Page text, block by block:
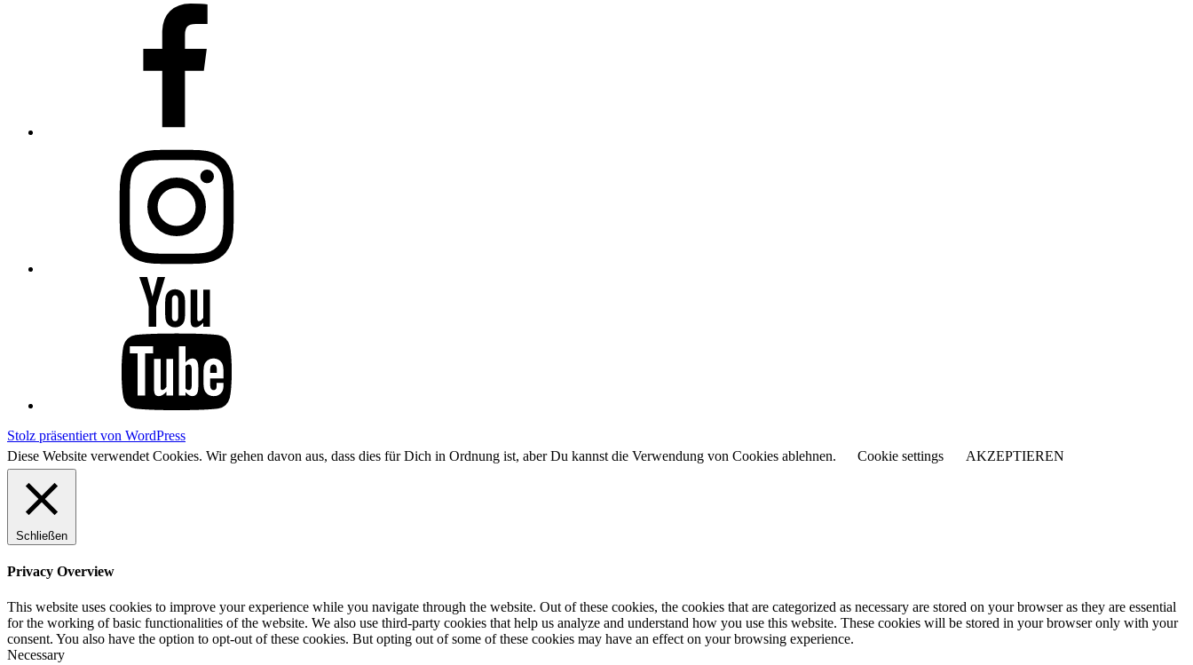
Stolz präsentiert von WordPress
Diese Website verwendet Cookies. Wir gehen davon aus, dass dies für Dich in Ordnung ist, aber Du kannst die Verwendung von Cookies ablehnen.
Cookie settings AKZEPTIEREN
Schließen
Privacy Overview
This website uses cookies to improve your experience while you navigate through the website. Out of these cookies, the cookies that are categorized as necessary are stored on your browser as they are essential
for the working of basic functionalities of the website. We also use third-party cookies that help us analyze and understand how you use this website. These cookies will be stored in your browser only with your
consent. You also have the option to opt-out of these cookies. But opting out of some of these cookies may have an effect on your browsing experience.
Necessary